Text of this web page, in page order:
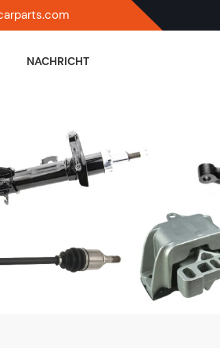
NACHRICHT